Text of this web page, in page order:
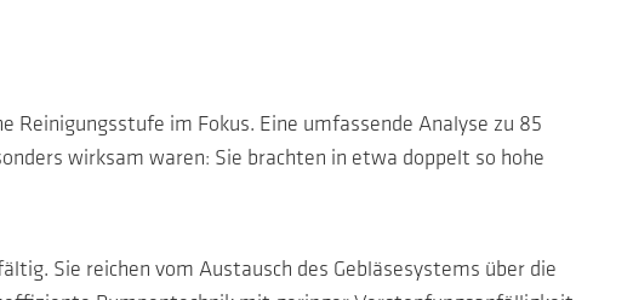
Reinigungsstufe im Fokus. Eine umfassende Analyse zu 85
wirksam waren: Sie brachten in etwa doppelt so hohe
Sie reichen vom Austausch des Gebläsesystems über die